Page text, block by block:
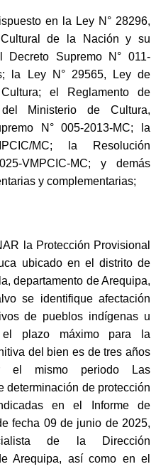
en la Ley N° 28296,
de la Nación y su
Decreto Supremo N° 011-
la Ley N° 29565, Ley de
el Reglamento de
Ministerio de Cultura,
N° 005-2013-MC; la
MC; la Resolución
VMPCIC-MC; y demás
y complementarias;
la Protección Provisional
ubicado en el distrito de
departamento de Arequipa,
se identifique afectación
de pueblos indígenas u
plazo máximo para la
del bien es de tres años
el mismo periodo Las
determinación de protección
en el Informe de
fecha 09 de junio de 2025,
de la Dirección
Arequipa, así como en el